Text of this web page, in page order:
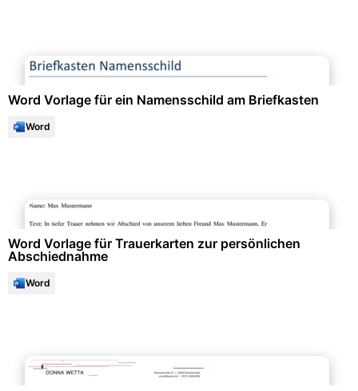
Word Vorlage für ein Namensschild am Briefkasten
Word
Word Vorlage für Trauerkarten zur persönlichen
Abschiednahme
Word